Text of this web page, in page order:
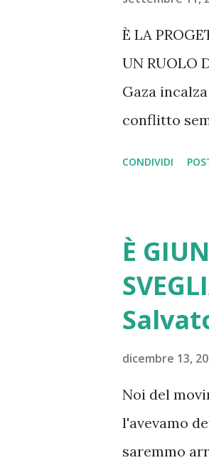
È LA
UN RUOLO
Gaza
conflitto
e delle
e delle
reddito, di
le sfide più
diversi
CONDIVIDI
È
dicembre 13,
Noi del
l'avevamo
saremmo